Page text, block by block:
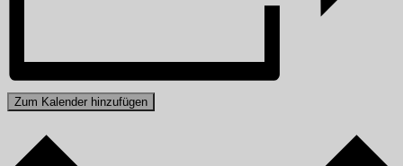
Zum Kalender hinzufügen